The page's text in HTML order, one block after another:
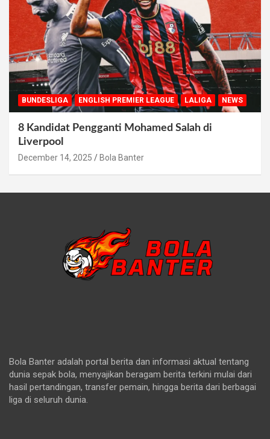
BUNDESLIGA ENGLISH PREMIER LEAGUE LALIGA NEWS
8 Kandidat Pengganti Mohamed Salah di
Liverpool
December 14, 2025 Bola Banter
Bola Banter adalah portal berita dan informasi aktual tentang
dunia sepak bola, menyajikan beragam berita terkini mulai dari
hasil pertandingan, transfer pemain, hingga berita dari berbagai
liga di seluruh dunia.